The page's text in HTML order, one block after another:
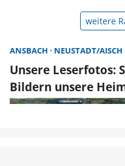
weitere
ANSBACH NEUSTADT/AISCH
Unsere Leserfotos:
Bildern unsere